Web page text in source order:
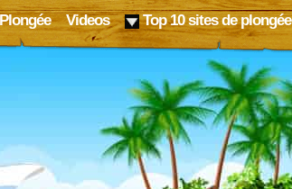
Videos Top 10 sites de plongée